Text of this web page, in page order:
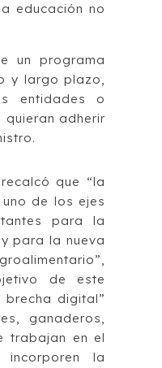
educación no
un programa
y largo plazo,
entidades o
quieran adherir
que “la
de los ejes
para la
para la nueva
de este
digital”
ganaderos,
trabajan en el
incorporen la